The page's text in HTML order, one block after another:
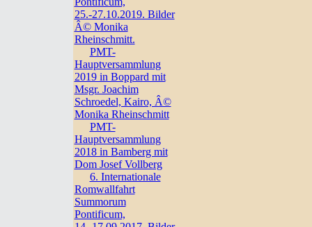
25.-27.10.2019. Bilder
Â© Monika
Rheinschmitt.
PMT-
Hauptversammlung
2019 in Boppard mit
Msgr. Joachim
Schroedel, Kairo, Â©
Monika Rheinschmitt
PMT-
Hauptversammlung
2018 in Bamberg mit
Dom Josef Vollberg
6. Internationale
Romwallfahrt
Summorum
Pontificum,